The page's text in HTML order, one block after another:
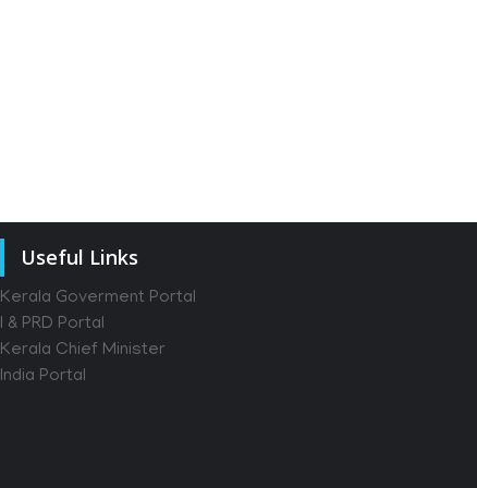
Useful Links
Kerala Goverment Portal
I & PRD Portal
Kerala Chief Minister
India Portal